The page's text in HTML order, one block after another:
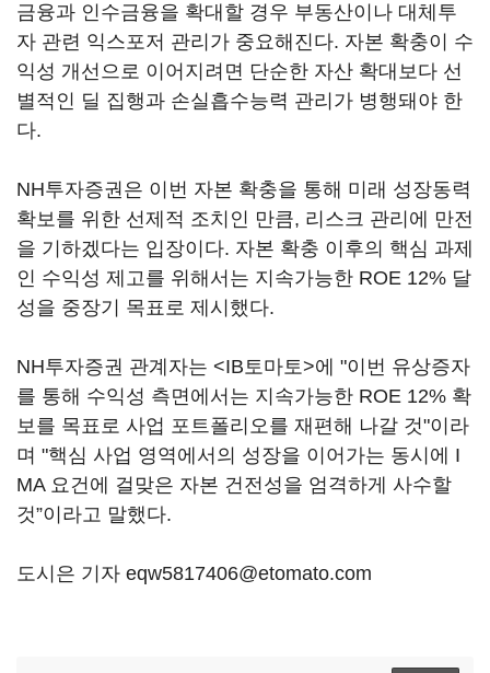
금융과 인수금융을 확대할 경우 부동산이나 대체투
자 관련 익스포저 관리가 중요해진다. 자본 확충이 수
익성 개선으로 이어지려면 단순한 자산 확대보다 선
별적인 딜 집행과 손실흡수능력 관리가 병행돼야 한
다.
NH투자증권은 이번 자본 확충을 통해 미래 성장동력
확보를 위한 선제적 조치인 만큼, 리스크 관리에 만전
을 기하겠다는 입장이다. 자본 확충 이후의 핵심 과제
인 수익성 제고를 위해서는 지속가능한 ROE 12% 달
성을 중장기 목표로 제시했다.
NH투자증권 관계자는 <IB토마토>에 "이번 유상증자
를 통해 수익성 측면에서는 지속가능한 ROE 12% 확
보를 목표로 사업 포트폴리오를 재편해 나갈 것"이라
며 "핵심 사업 영역에서의 성장을 이어가는 동시에 I
MA 요건에 걸맞은 자본 건전성을 엄격하게 사수할
것”이라고 말했다.
도시은 기자 eqw5817406@etomato.com